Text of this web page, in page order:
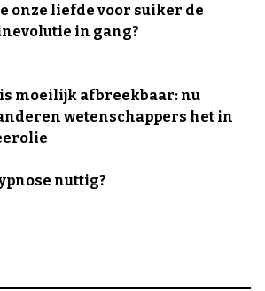
onze liefde voor suiker de
in gang?
is moeilijk afbreekbaar: nu
wetenschappers het in
nuttig?